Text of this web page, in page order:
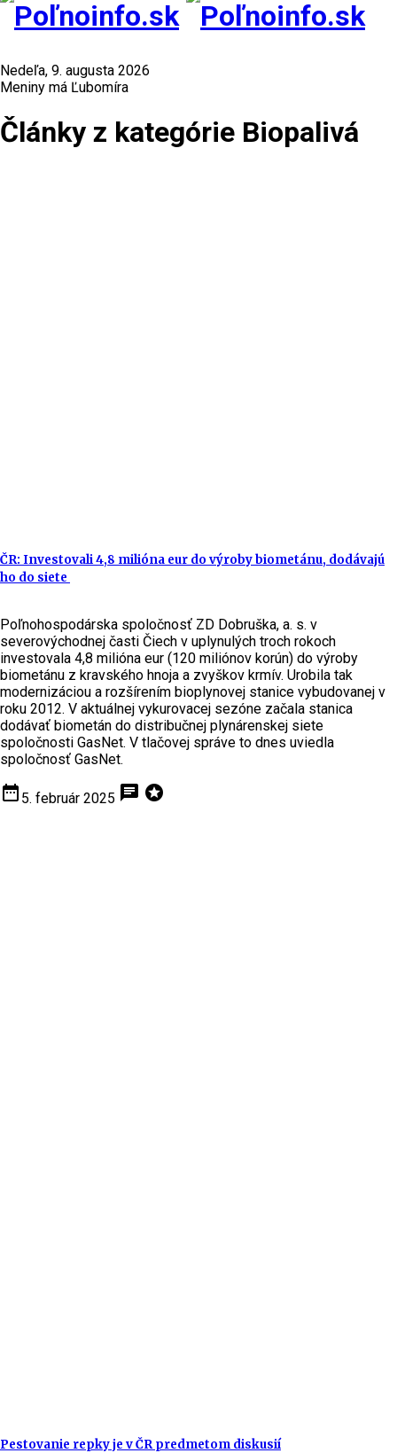
Nedeľa, 9. augusta 2026
Meniny má Ľubomíra
Články z kategórie Biopalivá
ČR: Investovali 4,8 milióna eur do výroby biometánu, dodávajú
ho do siete
Poľnohospodárska spoločnosť ZD Dobruška, a. s. v
severovýchodnej časti Čiech v uplynulých troch rokoch
investovala 4,8 milióna eur (120 miliónov korún) do výroby
biometánu z kravského hnoja a zvyškov krmív. Urobila tak
modernizáciou a rozšírením bioplynovej stanice vybudovanej v
roku 2012. V aktuálnej vykurovacej sezóne začala stanica
dodávať biometán do distribučnej plynárenskej siete
spoločnosti GasNet. V tlačovej správe to dnes uviedla
spoločnosť GasNet.
date_range 5. február 2025 chat stars
Pestovanie repky je v ČR predmetom diskusií